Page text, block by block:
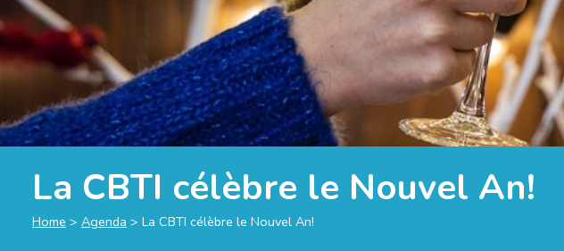
La CBTI célèbre le Nouvel An!
Home > Agenda > La CBTI célèbre le Nouvel An!